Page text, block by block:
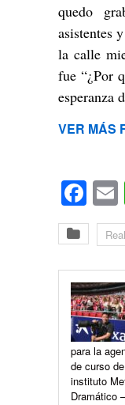
quedo
asistentes
la calle
fue “¿Por
esperanza
VER MÁS
para la
de curso
instituto
Dramático